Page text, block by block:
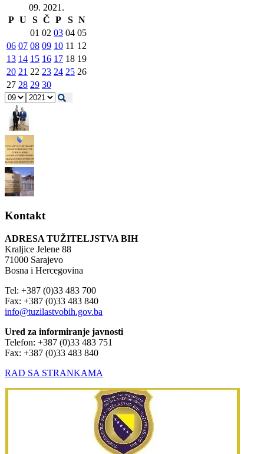
09. 2021.
P U S Č P S N
01 02 03 04 05
06 07 08 09 10 11 12
13 14 15 16 17 18 19
20 21 22 23 24 25 26
27 28 29 30
Kontakt
ADRESA TUŽITELJSTVA BIH
Kraljice Jelene 88
71000 Sarajevo
Bosna i Hercegovina
Tel: +387 (0)33 483 700
Fax: +387 (0)33 483 840
info@tuzilastvobih.gov.ba
Ured za informiranje javnosti
Telefon: +387 (0)33 483 751
Fax: +387 (0)33 483 840
RAD SA STRANKAMA